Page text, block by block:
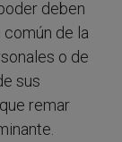
deben
de la
o de
sus
remar